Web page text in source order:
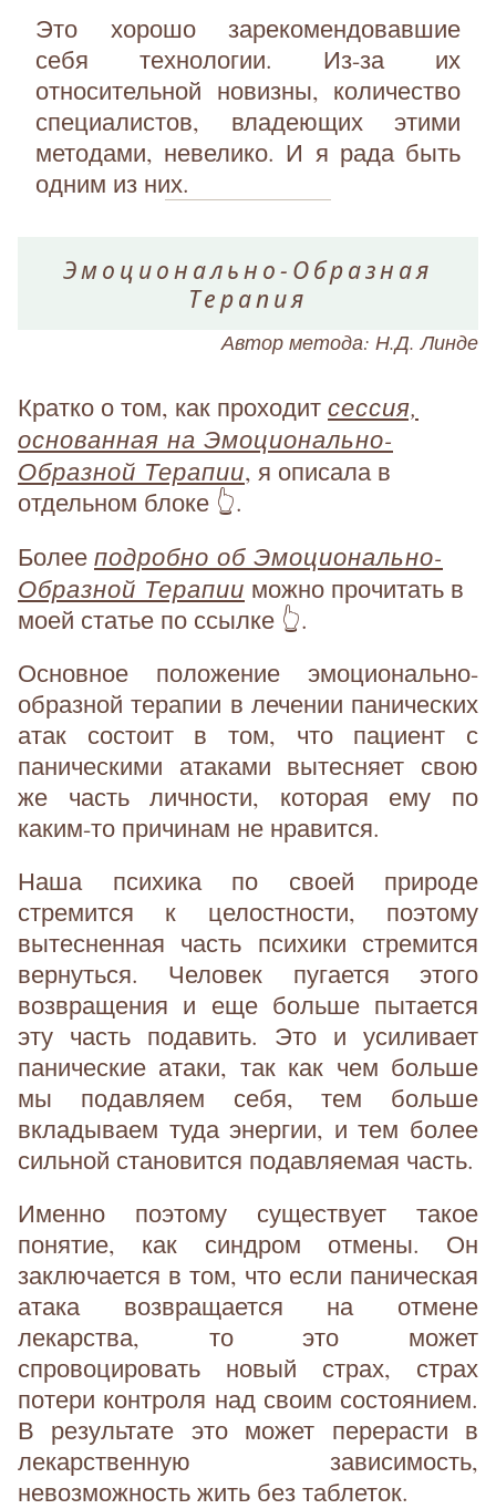
Это хорошо зарекомендовавшие
себя технологии. Из-за их
относительной новизны, количество
специалистов, владеющих этими
методами, невелико. И я рада быть
одним из них.
Эмоционально-Образная
Терапия
Автор метода: Н.Д. Линде
Кратко о том, как проходит сессия,
основанная на Эмоционально-
Образной Терапии, я описала в
отдельном блоке 👆.
Более подробно об Эмоционально-
Образной Терапии можно прочитать в
моей статье по ссылке 👆.
Основное положение эмоционально-
образной терапии в лечении панических
атак состоит в том, что пациент с
паническими атаками вытесняет свою
же часть личности, которая ему по
каким-то причинам не нравится.
Наша психика по своей природе
стремится к целостности, поэтому
вытесненная часть психики стремится
вернуться. Человек пугается этого
возвращения и еще больше пытается
эту часть подавить. Это и усиливает
панические атаки, так как чем больше
мы подавляем себя, тем больше
вкладываем туда энергии, и тем более
сильной становится подавляемая часть.
Именно поэтому существует такое
понятие, как синдром отмены. Он
заключается в том, что если паническая
атака возвращается на отмене
лекарства, то это может
спровоцировать новый страх, страх
потери контроля над своим состоянием.
В результате это может перерасти в
лекарственную зависимость,
невозможность жить без таблеток.